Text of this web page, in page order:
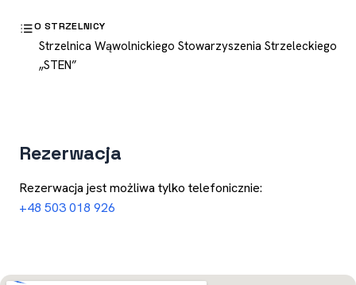
O STRZELNICY
Strzelnica Wąwolnickiego Stowarzyszenia Strzeleckiego
„STEN”
Rezerwacja
Rezerwacja jest możliwa tylko telefonicznie:
+48 503 018 926